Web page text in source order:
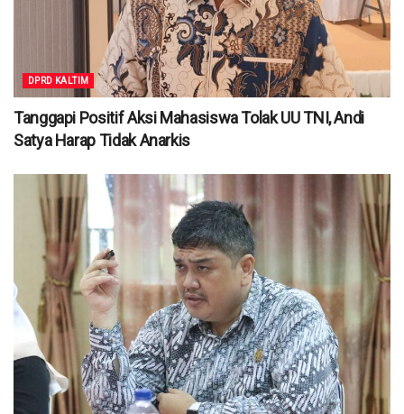
DPRD KALTIM
Tanggapi Positif Aksi Mahasiswa Tolak UU TNI, Andi
Satya Harap Tidak Anarkis